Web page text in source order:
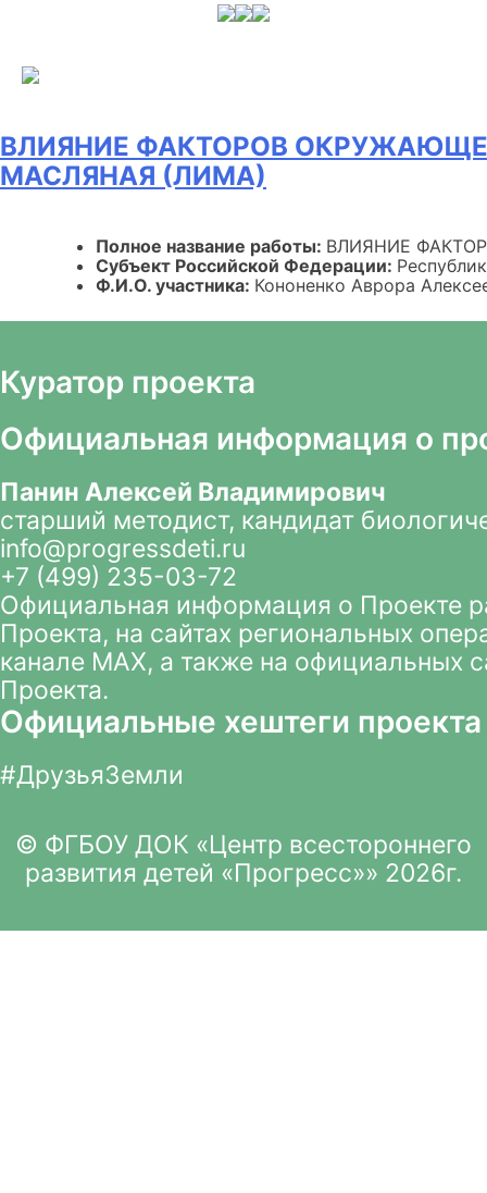
ВЛИЯНИЕ ФАКТОРОВ
МАСЛЯНАЯ (ЛИМА)
Полное название работы: ВЛИЯНИЕ
Субъект Российской Федерации:
Ф.И.О. участника: Кононенко Аврора
Куратор проекта
Официальная информация о
Панин Алексей Владимирович
старший методист, кандидат
info@progressdeti.ru
+7 (499) 235-03-72
Официальная информация о Проекте
Проекта, на сайтах региональных
канале MAX, а также на официальных
Проекта.
Официальные хештеги проекта
#ДрузьяЗемли
© ФГБОУ ДОК «Центр всестороннего
развития детей «Прогресс»» 2026г.